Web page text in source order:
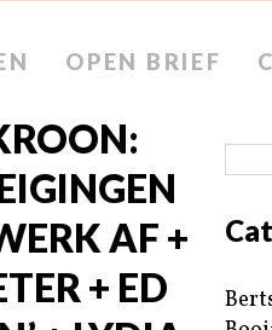
OPEN BRIEF
AF +
+ ED